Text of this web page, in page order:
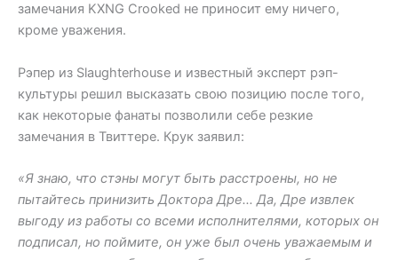
замечания KXNG Crooked не приносит ему ничего,
кроме уважения.
Рэпер из Slaughterhouse и известный эксперт рэп-
культуры решил высказать свою позицию после того,
как некоторые фанаты позволили себе резкие
замечания в Твиттере. Крук заявил:
«Я знаю, что стэны могут быть расстроены, но не
пытайтесь принизить Доктора Дре… Да, Дре извлек
выгоду из работы со всеми исполнителями, которых он
подписал, но поймите, он уже был очень уважаемым и